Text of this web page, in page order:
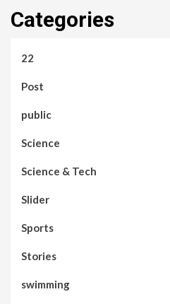
Categories
22
Post
public
Science
Science & Tech
Slider
Sports
Stories
swimming